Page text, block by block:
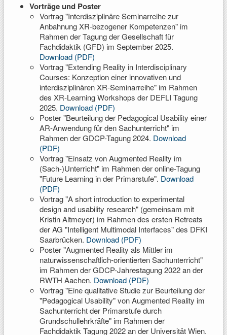
Vorträge und Poster
Vortrag "Interdisziplinäre Seminarreihe zur
Anbahnung XR-bezogener Kompetenzen" im
Rahmen der Tagung der Gesellschaft für
Fachdidaktik (GFD) im September 2025.
Download (PDF)
Vortrag "Extending Reality in Interdisciplinary
Courses: Konzeption einer innovativen und
interdisziplinären XR-Seminarreihe" im Rahmen
des XR-Learning Workshops der DEFLI Tagung
2025. Download (PDF)
Poster "Beurteilung der Pedagogical Usability einer
AR-Anwendung für den Sachunterricht" im
Rahmen der GDCP-Tagung 2024. Download
(PDF)
Vortrag "Einsatz von Augmented Reality im
(Sach-)Unterricht" im Rahmen der online-Tagung
"Future Learning in der Primarstufe". Download
(PDF)
Vortrag "A short introduction to experimental
design and usability research" (gemeinsam mit
Kristin Altmeyer) im Rahmen des ersten Retreats
der AG "Intelligent Multimodal Interfaces" des DFKI
Saarbrücken. Download (PDF)
Poster "Augmented Reality als Mittler im
naturwissenschaftlich-orientierten Sachunterricht"
im Rahmen der GDCP-Jahrestagung 2022 an der
RWTH Aachen. Download (PDF)
Vortrag "Eine qualitative Studie zur Beurteilung der
"Pedagogical Usability" von Augmented Reality im
Sachunterricht der Primarstufe durch
Grundschullehrkräfte" im Rahmen der
Fachdidaktik Tagung 2022 an der Universität Wien.